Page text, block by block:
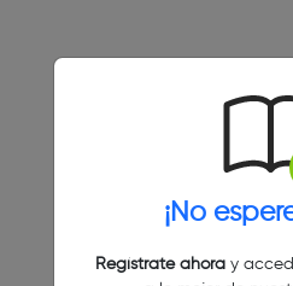
¡No
Regístrate ahoray